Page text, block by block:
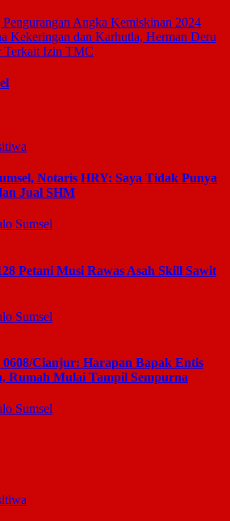
Angka Kemiskinan 2024
Kekeringan dan Karhutla, Herman Deru
Terkait Izin TMC
Notaris HRY: Saya Tidak Punya
Jual SHM
Sumsel
Petani Musi Rawas Asah Skill Sawit
Sumsel
Cianjur: Harapan Bapak Entis
Rumah Mulai Tampil Sempurna
Sumsel